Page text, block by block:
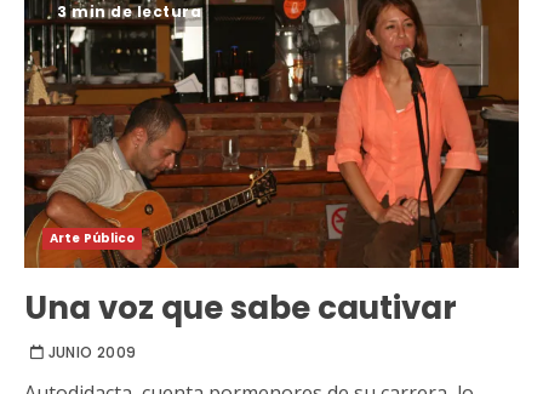
3 min de lectura
Arte Público
Una voz que sabe cautivar
JUNIO 2009